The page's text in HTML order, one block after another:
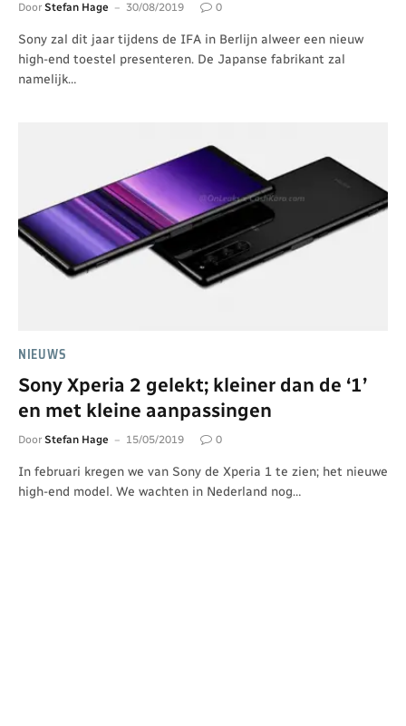
Door Stefan Hage 30/08/2019 0
Sony zal dit jaar tijdens de IFA in Berlijn alweer een nieuw
high-end toestel presenteren. De Japanse fabrikant zal
namelijk…
NIEUWS
Sony Xperia 2 gelekt; kleiner dan de ‘1’
en met kleine aanpassingen
Door Stefan Hage 15/05/2019 0
In februari kregen we van Sony de Xperia 1 te zien; het nieuwe
high-end model. We wachten in Nederland nog…